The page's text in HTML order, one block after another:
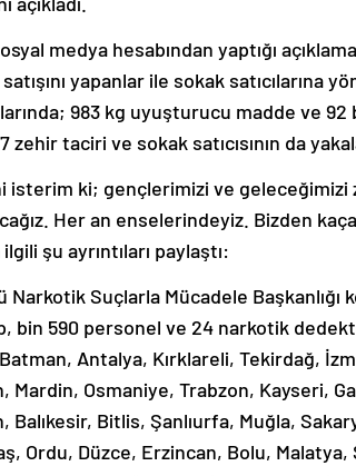
medya hesabından yaptığı
yapanlar ile sokak satıcılarına
983 kg uyuşturucu madde ve
taciri ve sokak satıcısının da
isterim ki; gençlerimizi ve
Her an enselerindeyiz. Bizden
şu ayrıntıları paylaştı:
Suçlarla Mücadele
bin 590 personel ve 24 narkotik
Antalya, Kırklareli, Tekirdağ,
Mardin, Osmaniye, Trabzon, Kayseri,
Balıkesir, Bitlis, Şanlıurfa, Muğla,
Ordu, Düzce, Erzincan, Bolu,